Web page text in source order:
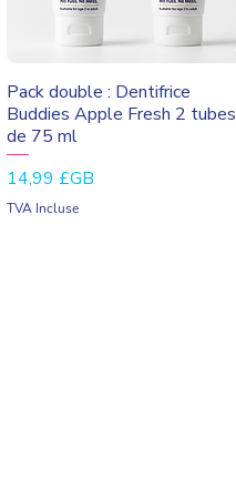
Aperçu rapide
Pack double : Dentifrice
Buddies Apple Fresh 2 tubes
de 75 ml
Prix
14,99 £GB
TVA Incluse